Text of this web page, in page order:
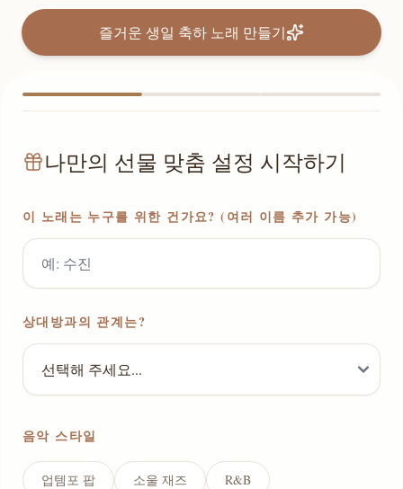
즐거운 생일 축하 노래 만들기
나만의 선물 맞춤 설정 시작하기
이 노래는 누구를 위한 건가요? (여러 이름 추가 가능)
상대방과의 관계는?
음악 스타일
업템포 팝 소울 재즈 R&B